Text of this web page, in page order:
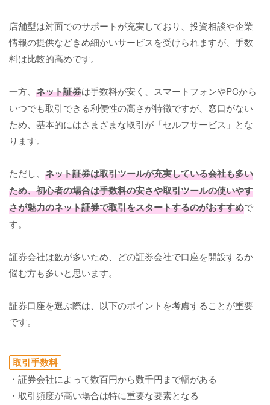
店舗型は対面でのサポートが充実しており、投資相談や企業
情報の提供などきめ細かいサービスを受けられますが、手数
料は比較的高めです。
一方、 ネット証券は手数料が安く、スマートフォンやPCから
いつでも取引できる利便性の高さが特徴ですが、窓口がない
ため、基本的にはさまざまな取引が「セルフサービス」とな
ります。
ただし、 ネット証券は取引ツールが充実している会社も多い
ため、初心者の場合は手数料の安さや取引ツールの使いやす
さが魅力のネット証券で取引をスタートするのがおすすめで
す。
証券会社は数が多いため、どの証券会社で口座を開設するか
悩む方も多いと思います。
証券口座を選ぶ際は、以下のポイントを考慮することが重要
です。
取引手数料
・証券会社によって数百円から数千円まで幅がある
・取引頻度が高い場合は特に重要な要素となる